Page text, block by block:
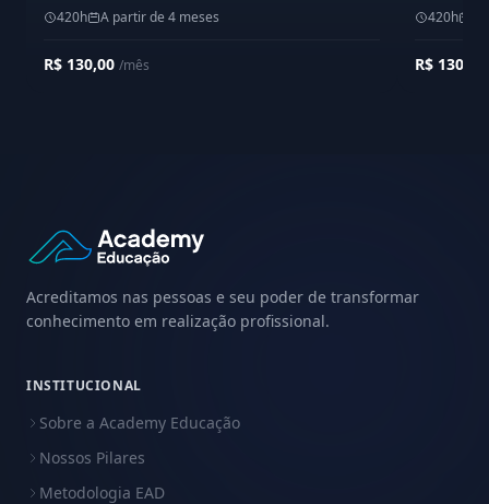
420h A partir de 4 meses
R$ 130,00 /mês
420h
R$ 130,00
Acreditamos nas pessoas e seu poder de transformar
conhecimento em realização profissional.
INSTITUCIONAL
Sobre a Academy Educação
Nossos Pilares
Metodologia EAD